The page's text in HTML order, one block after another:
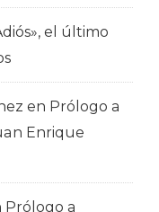
el último
en Prólogo a
Enrique
Prólogo a